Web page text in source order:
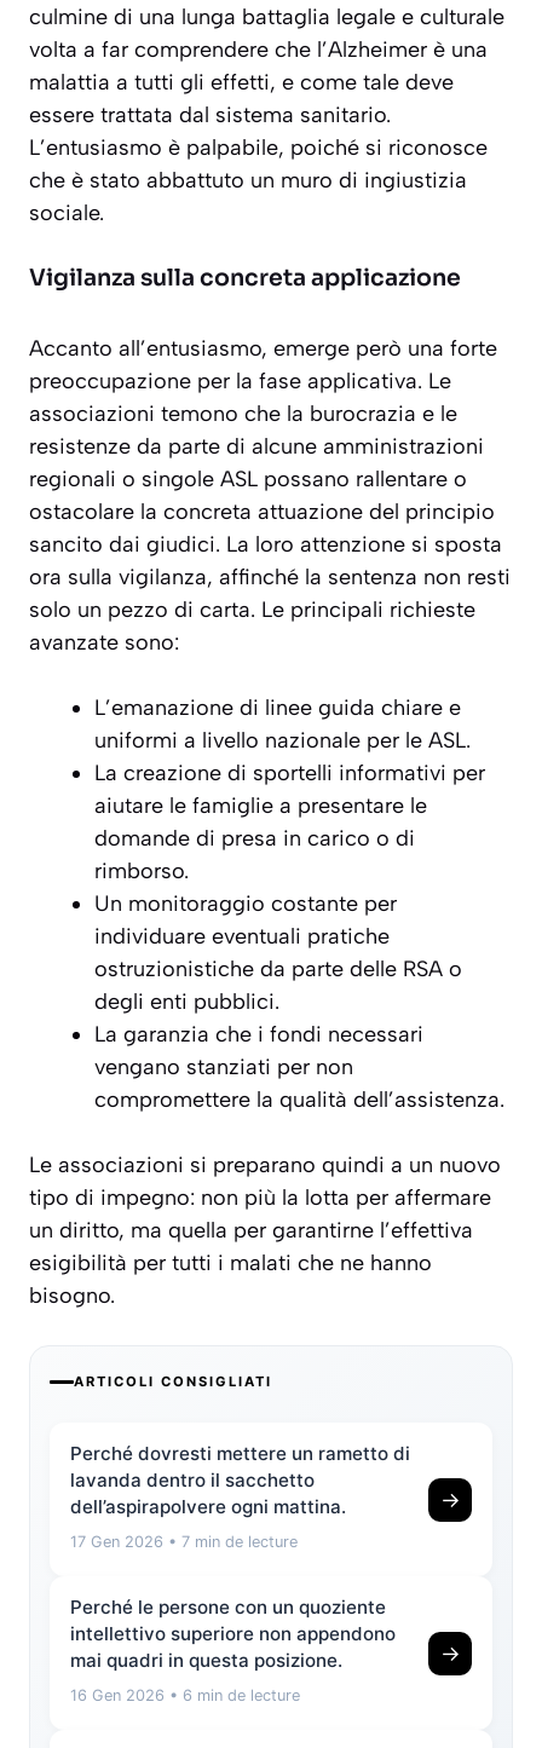
culmine di una lunga battaglia legale e culturale
volta a far comprendere che l’Alzheimer è una
malattia a tutti gli effetti, e come tale deve
essere trattata dal sistema sanitario.
L’entusiasmo è palpabile, poiché si riconosce
che è stato abbattuto un muro di ingiustizia
sociale.
Vigilanza sulla concreta applicazione
Accanto all’entusiasmo, emerge però una forte
preoccupazione per la fase applicativa. Le
associazioni temono che la burocrazia e le
resistenze da parte di alcune amministrazioni
regionali o singole ASL possano rallentare o
ostacolare la concreta attuazione del principio
sancito dai giudici. La loro attenzione si sposta
ora sulla vigilanza, affinché la sentenza non resti
solo un pezzo di carta. Le principali richieste
avanzate sono:
L’emanazione di linee guida chiare e
uniformi a livello nazionale per le ASL.
La creazione di sportelli informativi per
aiutare le famiglie a presentare le
domande di presa in carico o di
rimborso.
Un monitoraggio costante per
individuare eventuali pratiche
ostruzionistiche da parte delle RSA o
degli enti pubblici.
La garanzia che i fondi necessari
vengano stanziati per non
compromettere la qualità dell’assistenza.
Le associazioni si preparano quindi a un nuovo
tipo di impegno: non più la lotta per affermare
un diritto, ma quella per garantirne l’effettiva
esigibilità per tutti i malati che ne hanno
bisogno.
ARTICOLI CONSIGLIATI
Perché dovresti mettere un rametto di
lavanda dentro il sacchetto
dell’aspirapolvere ogni mattina.
17 Gen 2026 • 7 min de lecture
→
Perché le persone con un quoziente
intellettivo superiore non appendono
mai quadri in questa posizione.
16 Gen 2026 • 6 min de lecture
→